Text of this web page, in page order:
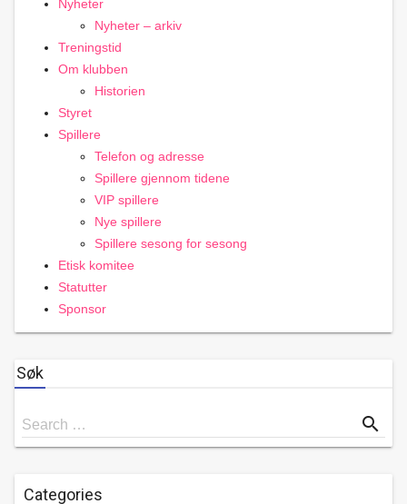
Nyheter
Nyheter – arkiv
Treningstid
Om klubben
Historien
Styret
Spillere
Telefon og adresse
Spillere gjennom tidene
VIP spillere
Nye spillere
Spillere sesong for sesong
Etisk komitee
Statutter
Sponsor
Søk
Search
for
Search … search
Categories